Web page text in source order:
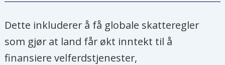
Service og Handel fra 2016-2025.
Styreleder i FN-sambandet.
Dette inkluderer å få globale skatteregler
som gjør at land får økt inntekt til å
finansiere velferdstjenester,